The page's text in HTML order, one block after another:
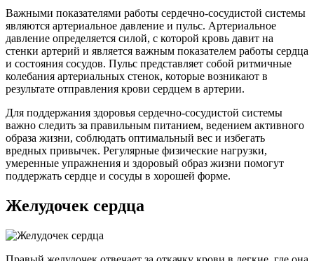
Важными показателями работы сердечно-сосудистой системы
являются артериальное давление и пульс. Артериальное
давление определяется силой, с которой кровь давит на
стенки артерий и является важным показателем работы сердца
и состояния сосудов. Пульс представляет собой ритмичные
колебания артериальных стенок, которые возникают в
результате отправления крови сердцем в артерии.
Для поддержания здоровья сердечно-сосудистой системы
важно следить за правильным питанием, ведением активного
образа жизни, соблюдать оптимальный вес и избегать
вредных привычек. Регулярные физические нагрузки,
умеренные упражнения и здоровый образ жизни помогут
поддержать сердце и сосуды в хорошей форме.
Желудочек сердца